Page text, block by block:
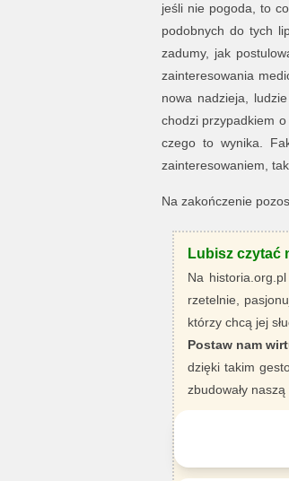
jeśli nie pogoda, to
podobnych do tych
zadumy, jak
zainteresowania
nowa nadzieja,
chodzi przypadkiem
czego to wynika.
zainteresowaniem,
Na zakończenie
Lubisz czytać
Na
rzetelnie,
którzy chcą jej
Postaw nam
dzięki takim
zbudowały naszą